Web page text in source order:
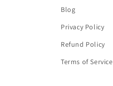
Blog
Privacy Policy
Refund Policy
Terms of Service